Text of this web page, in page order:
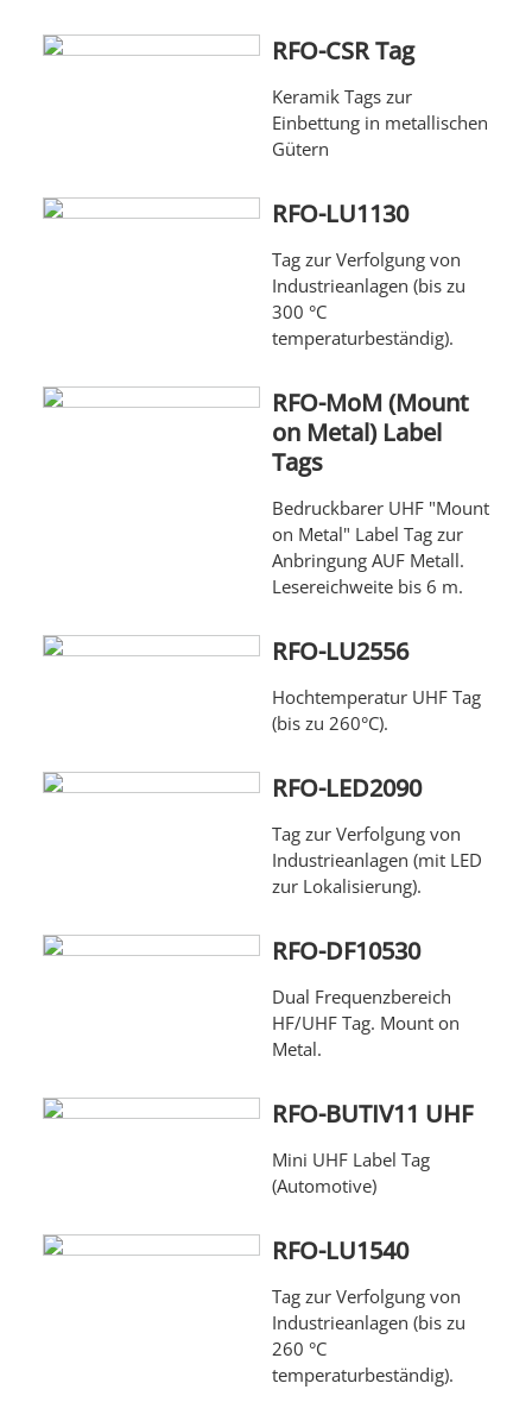
RFO-CSR Tag
Keramik Tags zur
Einbettung in metallischen
Gütern
RFO-LU1130
Tag zur Verfolgung von
Industrieanlagen (bis zu
300 °C
temperaturbeständig).
RFO-MoM (Mount
on Metal) Label
Tags
Bedruckbarer UHF "Mount
on Metal" Label Tag zur
Anbringung AUF Metall.
Lesereichweite bis 6 m.
RFO-LU2556
Hochtemperatur UHF Tag
(bis zu 260°C).
RFO-LED2090
Tag zur Verfolgung von
Industrieanlagen (mit LED
zur Lokalisierung).
RFO-DF10530
Dual Frequenzbereich
HF/UHF Tag. Mount on
Metal.
RFO-BUTIV11 UHF
Mini UHF Label Tag
(Automotive)
RFO-LU1540
Tag zur Verfolgung von
Industrieanlagen (bis zu
260 °C
temperaturbeständig).